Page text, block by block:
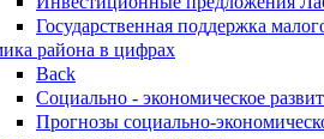
Государственная поддержка
района в цифрах
Back
Социально - экономическое
Прогнозы социально-